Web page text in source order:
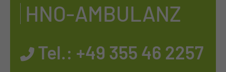
HNO-AM­BU­LANZ
Tel.: +49 355 46 2257